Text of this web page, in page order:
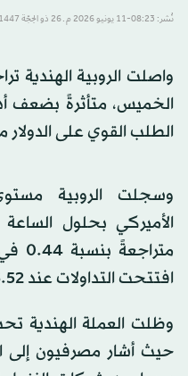
نُشر: 08:23-11 يونيو 2026 م ـ 26 ذو الحِجّة 1447 هـ
واصلت الروبية الهندية
الخميس، متأثرةً بضعف
الطلب القوي على
افتتحت التداولات عند 95.52، وفق «رويترز».
وظلت العملة الهندية
حيث أشار مصرفيون إلى